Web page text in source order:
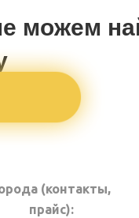
можем
(контакты,
прайс):